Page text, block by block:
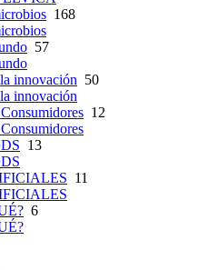
168
57
innovación 50
innovación
12
13
11
6